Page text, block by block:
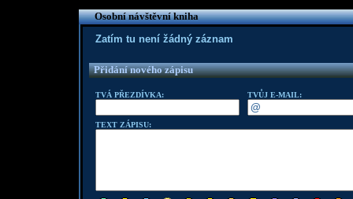
Osobní návštěvní kniha
Zatím tu není žádný záznam
Přidání nového zápisu
TVÁ PŘEZDÍVKA: TVŮJ E-MAIL:
TEXT ZÁPISU: